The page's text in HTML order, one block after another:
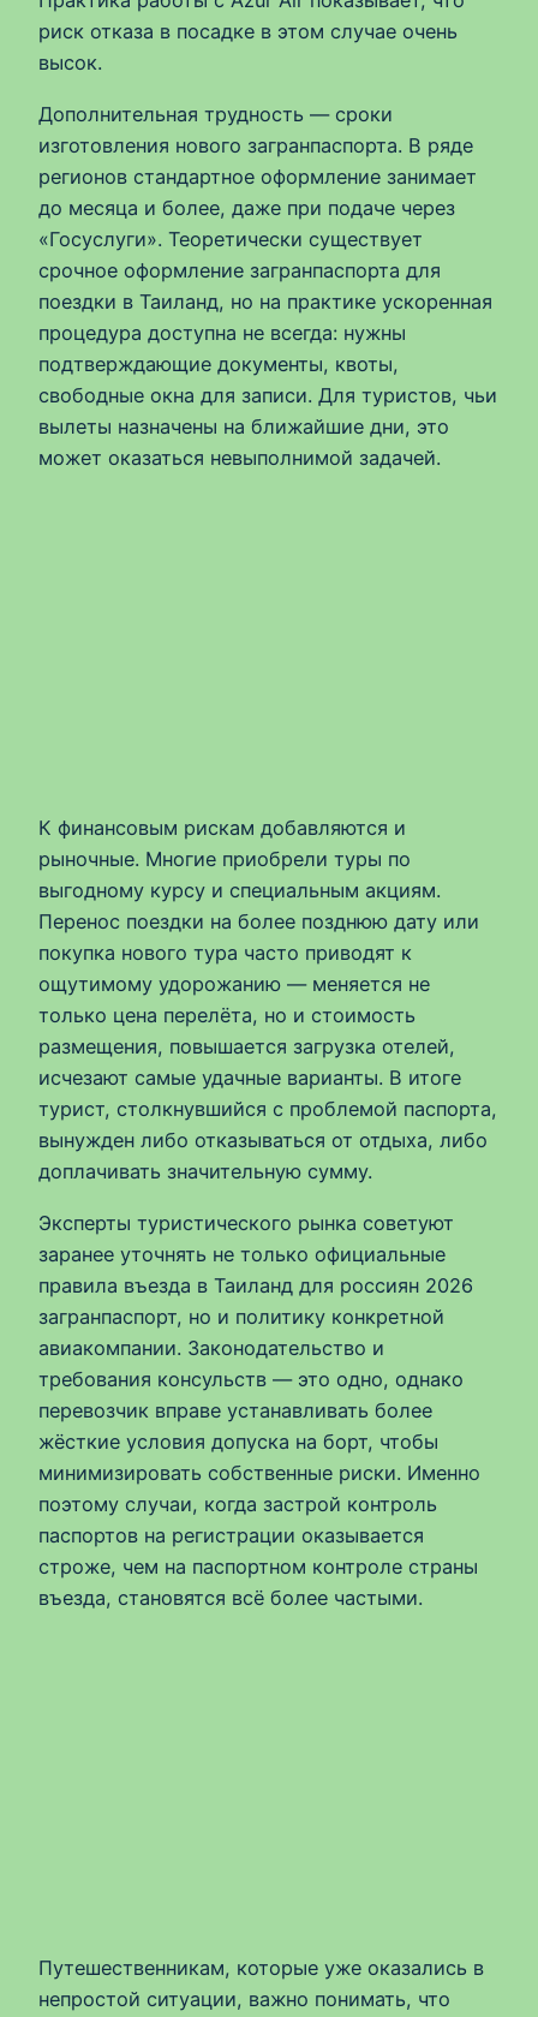
риск отказа в посадке в этом случае очень
высок.
Дополнительная трудность — сроки
изготовления нового загранпаспорта. В ряде
регионов стандартное оформление занимает
до месяца и более, даже при подаче через
«Госуслуги». Теоретически существует
срочное оформление загранпаспорта для
поездки в Таиланд, но на практике ускоренная
процедура доступна не всегда: нужны
подтверждающие документы, квоты,
свободные окна для записи. Для туристов, чьи
вылеты назначены на ближайшие дни, это
может оказаться невыполнимой задачей.
К финансовым рискам добавляются и
рыночные. Многие приобрели туры по
выгодному курсу и специальным акциям.
Перенос поездки на более позднюю дату или
покупка нового тура часто приводят к
ощутимому удорожанию — меняется не
только цена перелёта, но и стоимость
размещения, повышается загрузка отелей,
исчезают самые удачные варианты. В итоге
турист, столкнувшийся с проблемой паспорта,
вынужден либо отказываться от отдыха, либо
доплачивать значительную сумму.
Эксперты туристического рынка советуют
заранее уточнять не только официальные
правила въезда в Таиланд для россиян 2026
загранпаспорт, но и политику конкретной
авиакомпании. Законодательство и
требования консульств — это одно, однако
перевозчик вправе устанавливать более
жёсткие условия допуска на борт, чтобы
минимизировать собственные риски. Именно
поэтому случаи, когда застрой контроль
паспортов на регистрации оказывается
строже, чем на паспортном контроле страны
въезда, становятся всё более частыми.
Путешественникам, которые уже оказались в
непростой ситуации, важно понимать, что